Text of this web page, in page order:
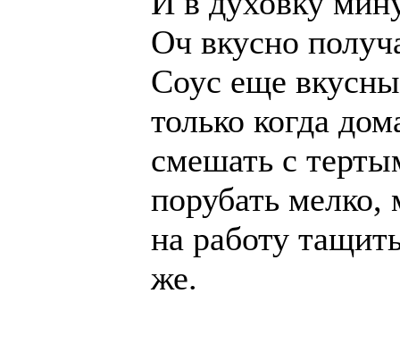
Оч вкусно
Соус еще
только когда
смешать с
порубать
на работу
же.